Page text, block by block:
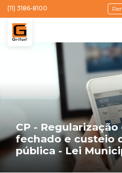
(11) 3186-8100
CP -
fechado e custeio
pública - Lei